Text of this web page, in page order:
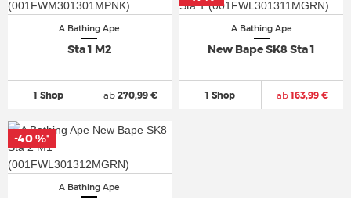
A Bathing Ape
Sta 1 M2
1 Shop ab270,99 €
A Bathing Ape
New Bape SK8 Sta 1
1 Shop ab163,99 €
A Bathing Ape
-40 %*
-40 %*